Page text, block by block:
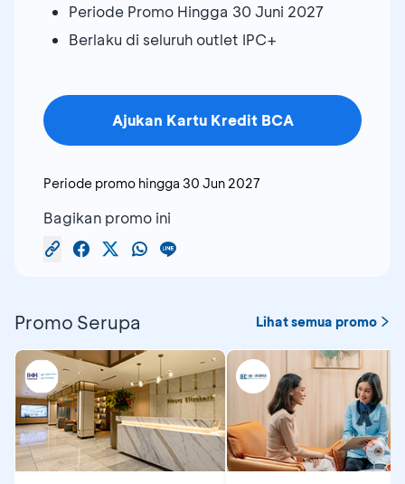
Periode Promo Hingga 30 Juni 2027
Berlaku di seluruh outlet IPC+
Ajukan Kartu Kredit BCA
Periode promo hingga 30 Jun 2027
Bagikan promo ini
Promo Serupa Lihat semua promo